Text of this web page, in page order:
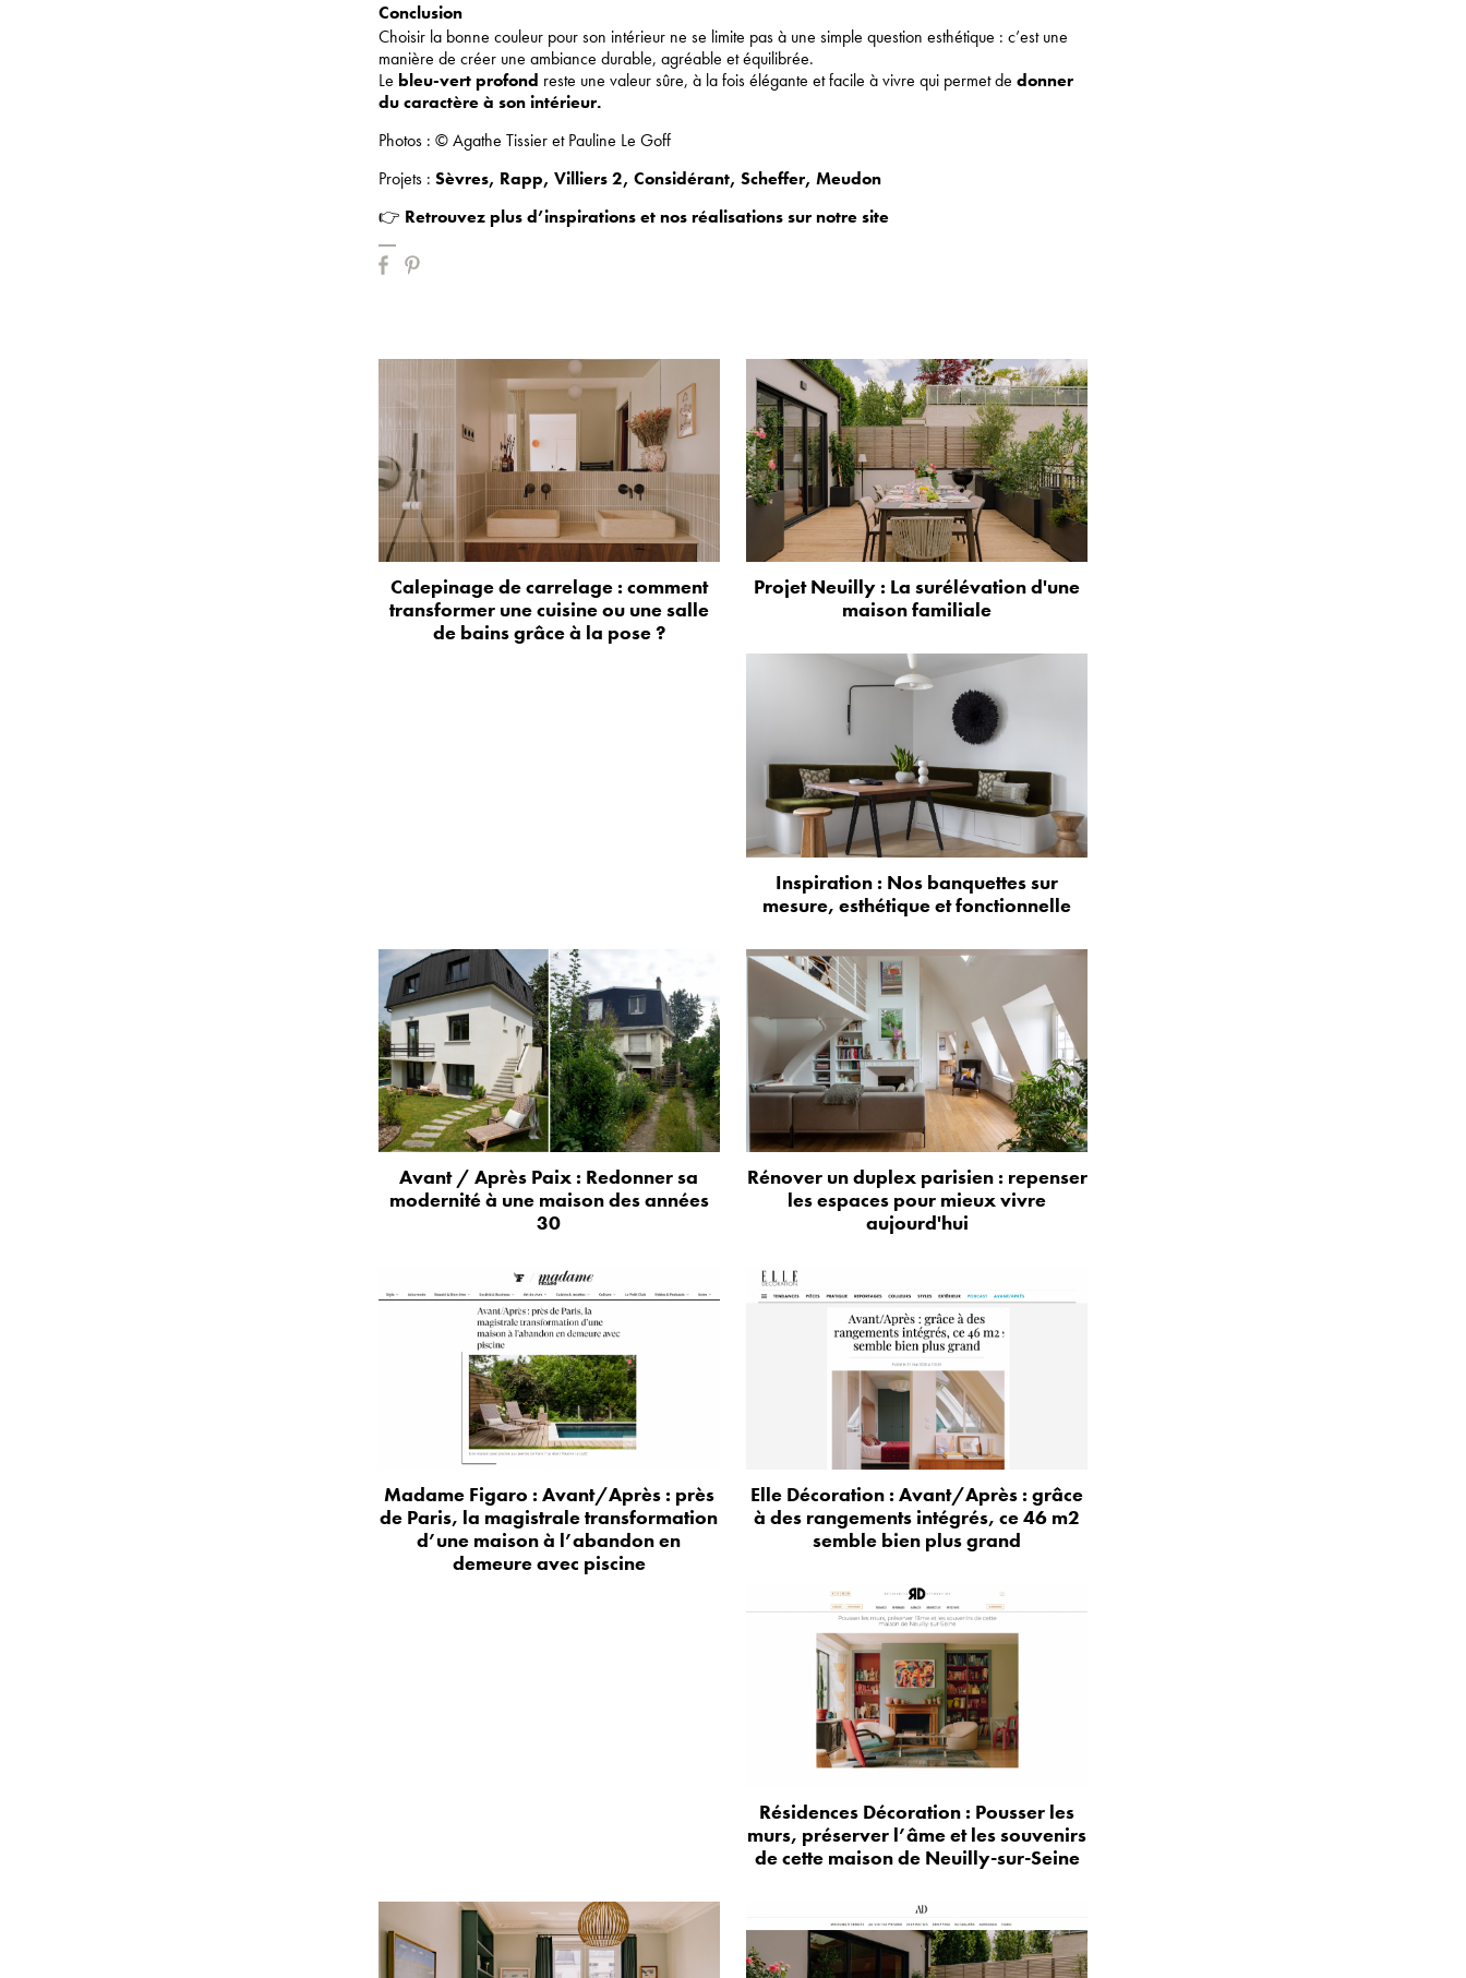
Conclusion
Choisir la bonne couleur pour son intérieur ne se limite pas à une simple question esthétique : c’est une
manière de créer une ambiance durable, agréable et équilibrée.
Le bleu-vert profond reste une valeur sûre, à la fois élégante et facile à vivre qui permet de donner
du caractère à son intérieur.
Photos : © Agathe Tissier et Pauline Le Goff
Projets : Sèvres, Rapp, Villiers 2, Considérant, Scheffer, Meudon
👉 Retrouvez plus d’inspirations et nos réalisations sur notre site
Calepinage de carrelage : comment
transformer une cuisine ou une salle
de bains grâce à la pose ?
Projet Neuilly : La surélévation d'une
maison familiale
Inspiration : Nos banquettes sur
mesure, esthétique et fonctionnelle
Avant / Après Paix : Redonner sa
modernité à une maison des années
30
Rénover un duplex parisien : repenser
les espaces pour mieux vivre
aujourd'hui
Madame Figaro : Avant/Après : près
de Paris, la magistrale transformation
d’une maison à l’abandon en
demeure avec piscine
Elle Décoration : Avant/Après : grâce
à des rangements intégrés, ce 46 m2
semble bien plus grand
Résidences Décoration : Pousser les
murs, préserver l’âme et les souvenirs
de cette maison de Neuilly-sur-Seine